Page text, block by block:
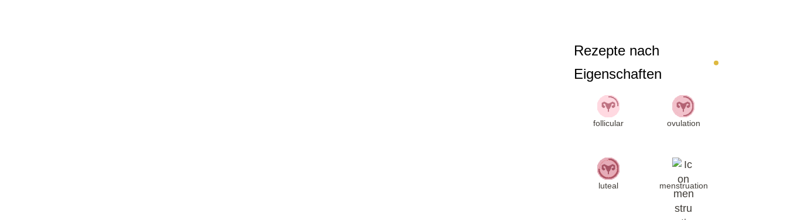
Rezepte nach
Eigenschaften
follicular ovulation
luteal menstruation